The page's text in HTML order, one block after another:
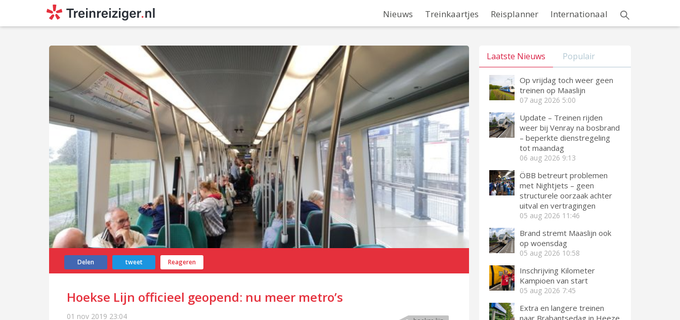
Nieuws Treinkaartjes Reisplanner Internationaal
Delen tweet Reageren
Hoekse Lijn officieel geopend: nu meer metro’s
01 nov 2019 23:04
Laatste Nieuws Populair
Op vrijdag toch weer geen
treinen op Maaslijn
07 aug 2026 5:00
Update – Treinen rijden
weer bij Venray na bosbrand
– beperkte dienstregeling
tot maandag
06 aug 2026 9:13
ÖBB betreurt problemen
met Nightjets – geen
structurele oorzaak achter
uitval en vertragingen
05 aug 2026 11:46
Brand stremt Maaslijn ook
op woensdag
05 aug 2026 10:58
Inschrijving Kilometer
Kampioen van start
05 aug 2026 7:45
Extra en langere treinen
naar Brabantsedag in Heeze